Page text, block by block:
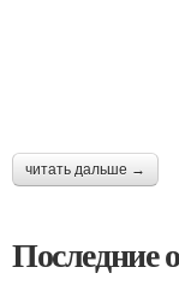
читать дальше →
Последние